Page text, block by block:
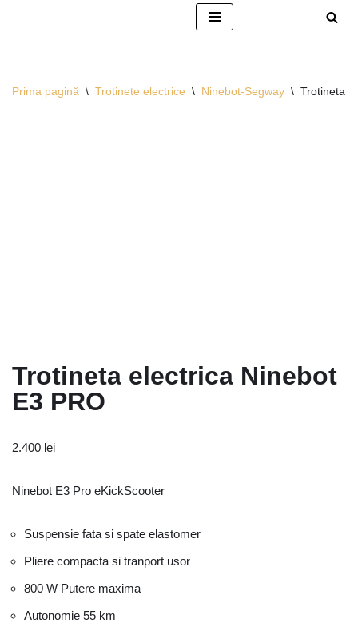
Prima pagină \ Trotinete electrice \ Ninebot-Segway \ Trotineta
Trotineta electrica Ninebot
E3 PRO
2.400 lei
Ninebot E3 Pro eKickScooter
Suspensie fata si spate elastomer
Pliere compacta si tranport usor
800 W Putere maxima
Autonomie 55 km